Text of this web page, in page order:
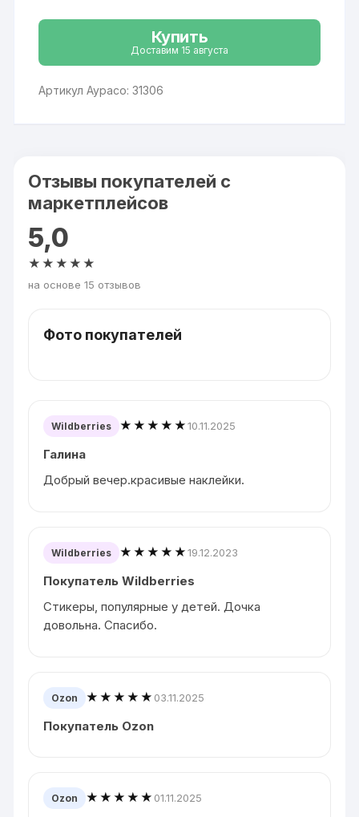
Купить
Доставим 15 августа
Артикул Аурасо: 31306
Отзывы покупателей с
маркетплейсов
5,0
★★★★★
на основе 15 отзывов
Фото покупателей
Wildberries ★★★★★10.11.2025
Галина
Добрый вечер.красивые наклейки.
Wildberries ★★★★★19.12.2023
Покупатель Wildberries
Стикеры, популярные у детей. Дочка
довольна. Спасибо.
Ozon ★★★★★ 03.11.2025
Покупатель Ozon
Ozon ★★★★★ 01.11.2025